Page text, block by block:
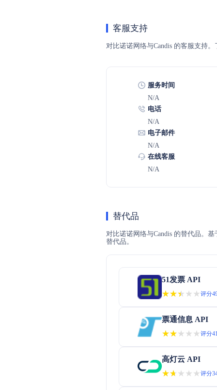
客服支持
对比诺诺网络与Candis 的客服支持
服务时间
N/A
电话
N/A
电子邮件
N/A
在线客服
N/A
替代品
对比诺诺网络与Candis 的替代品。
替代品。
51发票 API
★★★★★
★★★★★评分
票通信息 API
★★★★★
★★★★★评分
高灯云 API
★★★★★
★★★★★评分